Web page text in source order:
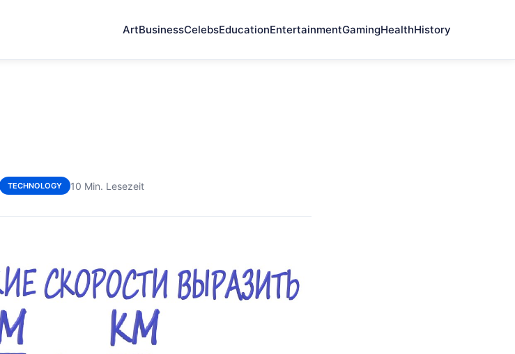
ArtBusinessCelebsEducationEntertainmentGamingHealthHistory
TECHNOLOGY 10 Min. Lesezeit